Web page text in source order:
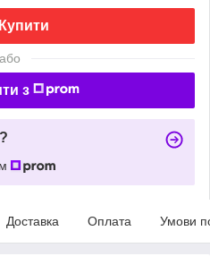
Купити
або
з
Доставка Оплата Умови